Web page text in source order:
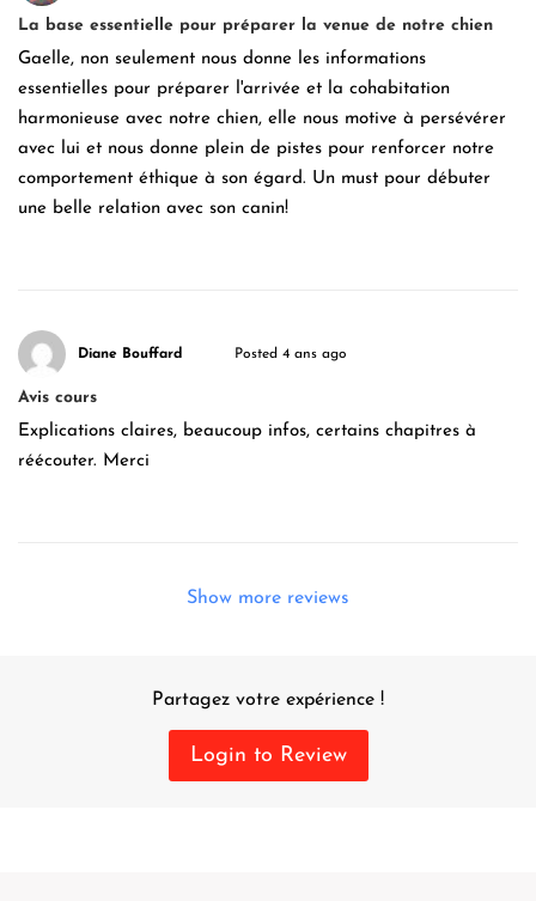
La base essentielle pour préparer la venue de notre chien
Gaelle, non seulement nous donne les informations
essentielles pour préparer l'arrivée et la cohabitation
harmonieuse avec notre chien, elle nous motive à persévérer
avec lui et nous donne plein de pistes pour renforcer notre
comportement éthique à son égard. Un must pour débuter
une belle relation avec son canin!
Diane Bouffard Posted 4 ans ago
Avis cours
Explications claires, beaucoup infos, certains chapitres à
réécouter. Merci
Show more reviews
Partagez votre expérience !
Login to Review